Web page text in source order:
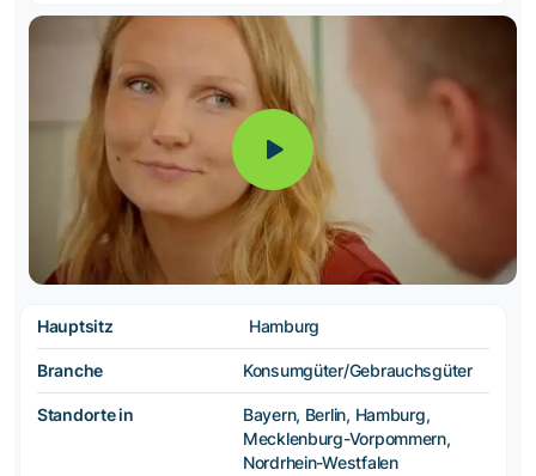
Hauptsitz Hamburg
Branche Konsumgüter/Gebrauchsgüter
Standorte in
Bayern, Berlin, Hamburg,
Mecklenburg-Vorpommern,
Nordrhein-Westfalen